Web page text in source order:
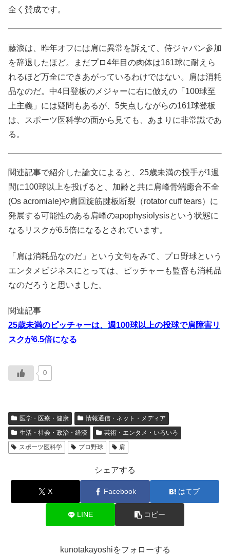
全く賛成です。
藤浪は、昨年オフには肩に異常を訴えて、侍ジャパン参加
を辞退したほど。まだプロ4年目の肉体は161球に耐えら
れるほど万全にできあがっているわけではない。肩は消耗
品なのだ。中4日登板のメジャーに右に倣えの「100球至
上主義」には疑問もあるが、5失点しながらの161球登板
は、スポーツ医科学の面から見ても、あまりに非常識であ
る。
関連記事で紹介した論文によると、25歳未満の投手が1週
間に100球以上を投げると、加齢と共に肩峰骨端癒合不全
(Os acromiale)や肩回旋筋腱板断裂（rotator cuff tears）に
発展する可能性のある肩峰のapophysiolysisという状態に
なるリスクが6.5倍になるとされています。
「肩は消耗品なのだ」という文句をみて、プロ野球という
エンタメビジネスにとっては、ピッチャーも監督も消耗品
なのだろうと思いました。
関連記事
25歳未満のピッチャーは、週100球以上の投球で肩障害リ
スクが6.5倍になる
0
医学・医療・健康
情報通信・ネット・メディア
生活・社会・政治・経済
芸術・エンタメ・いろいろ
スポーツ医科学
プロ野球 肩
シェアする
X Facebook はてブ
LINE コピー
kunotakayoshiをフォローする